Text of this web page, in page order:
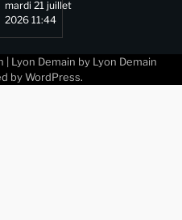
mardi 21 juillet
2026 11:44
| Lyon Demain by Lyon Demain
byWordPress.